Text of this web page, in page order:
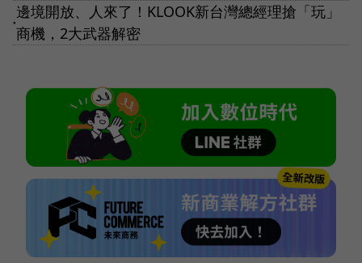
●
邊境開放、人來了！KLOOK新台灣總經理搶「玩」
商機，2大武器解密